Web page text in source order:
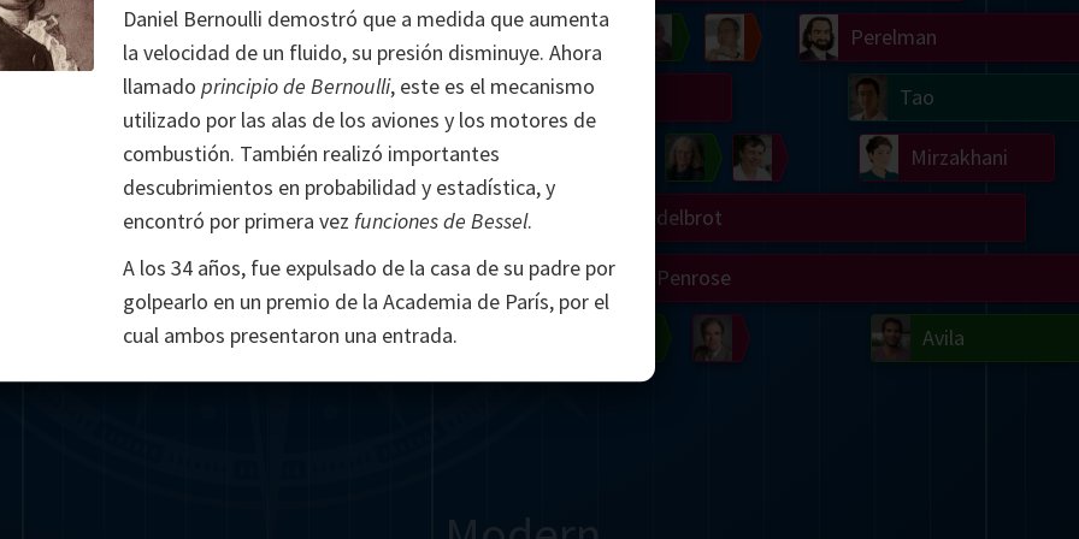
Avila
Mirzakhani
Tao
Perelman
Bourgain
Yau
Matiyasevich
Uhlenbeck
Langlands
Easley
Penrose
Mandelbrot
Wilkins
Blackwell
Turing
Shannon
Escher
Noether
Hardy
Russell
Peano
Poincaré
Kovalevskaya
Cantor
Lie
Riemann
Nightingale
Sylvester
Galois
Jacobi
De Morgan
Bolyai
Abel
Somerville
Daniel Bernoulli demostró que a medida que aumenta
la velocidad de un fluido, su presión disminuye. Ahora
llamado principio de Bernoulli, este es el mecanismo
utilizado por las alas de los aviones y los motores de
combustión. También realizó importantes
descubrimientos en probabilidad y estadística, y
encontró por primera vez funciones de Bessel.
A los 34 años, fue expulsado de la casa de su padre por
golpearlo en un premio de la Academia de París, por el
cual ambos presentaron una entrada.